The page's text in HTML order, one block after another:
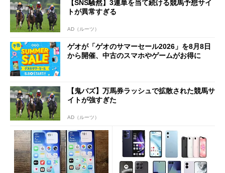
【SNS騒然】3連単を当て続ける競馬予想サイ
トが異常すぎる
AD（ルーツ）
ゲオが「ゲオのサマーセール2026」を8月8日
から開催、中古のスマホやゲームがお得に
【鬼バズ】万馬券ラッシュで拡散された競馬サ
イトが強すぎた
AD（ルーツ）